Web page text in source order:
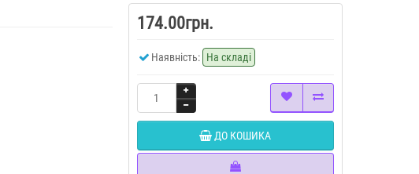
174.00грн.
Наявність: На складі
ДО КОШИКА